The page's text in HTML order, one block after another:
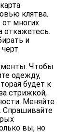
клятва.
от многих
откажетесь.
и
Чтобы
одежду,
будет к
стрижкой,
Меняйте
Спрашивайте
вы, но